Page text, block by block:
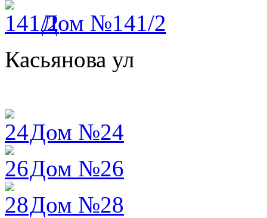
Дом №141/2
Касьянова ул
Дом №24
Дом №26
Дом №28